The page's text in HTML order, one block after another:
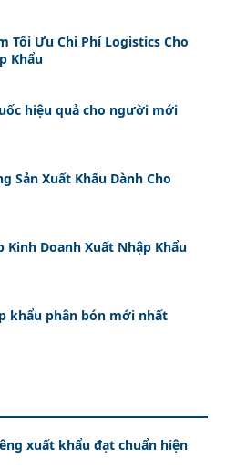
Tối Ưu Chi Phí Logistics Cho
Khẩu
hiệu quả cho người mới
Sản Xuất Khẩu Dành Cho
Kinh Doanh Xuất Nhập Khẩu
khẩu phân bón mới nhất
xuất khẩu đạt chuẩn hiện